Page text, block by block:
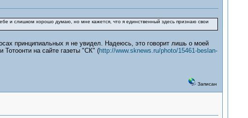
и слишком хорошо думаю, но мне кажется, что я единственный здесь признаю свои
принципиальных я не увидел. Надеюсь, это говорит лишь о моей
Тотоонти на сайте газеты "СК" (http://www.sknews.ru/photo/15461-beslan-
Записан